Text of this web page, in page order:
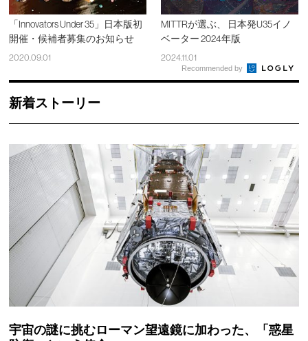
「Innovators Under 35」日本版初
開催・候補者募集のお知らせ
2020.09.01
MITTRが選ぶ、 日本発U35イノ
ベーター 2024年版
2024.11.01
Recommended by
新着ストーリー
宇宙の謎に挑むローマン望遠鏡に加わった、「惑星